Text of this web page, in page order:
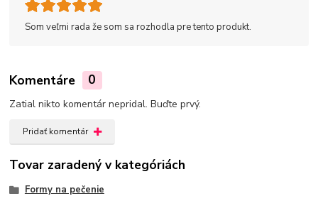
Som veľmi rada že som sa rozhodla pre tento produkt.
Komentáre 0
Zatial nikto komentár nepridal. Buďte prvý.
Pridať komentár
Tovar zaradený v kategóriách
Formy na pečenie